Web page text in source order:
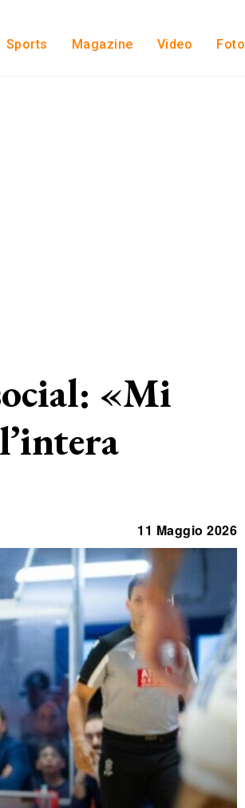
Sports Magazine Video Foto
«Mi
11 Maggio 2026